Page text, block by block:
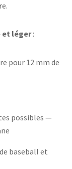
et léger:
pour 12 mm de
possibles —
baseball et